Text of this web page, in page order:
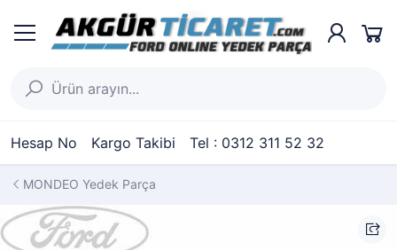
Hesap No Kargo Takibi Tel : 0312 311 52 32
MONDEO Yedek Parça